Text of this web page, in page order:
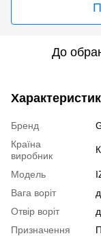
До
Бренд
Країна
виробник
Модель
Вага воріт
Отвір воріт
Призначення